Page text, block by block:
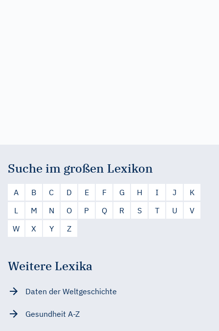
Suche im großen Lexikon
A B C D E F G H I J
K
L
M N O P Q R S T U
V
W
X Y Z
Weitere Lexika
Daten der Weltgeschichte
Gesundheit A-Z